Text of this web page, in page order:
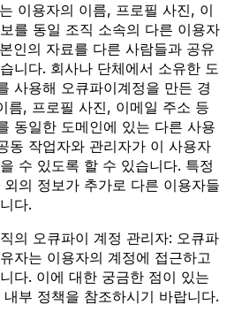
이용자의 이름, 프로필 사진, 이
를 동일 조직 소속의 다른 이용자
인의 자료를 다른 사람들과 공유
니다. 회사나 단체에서 소유한 도
사용해 오큐파이계정을 만든 경
름, 프로필 사진, 이메일 주소 등
동일한 도메인에 있는 다른 사용
동 작업자와 관리자가 이 사용자
수 있도록 할 수 있습니다. 특정
의 정보가 추가로 다른 이용자들
다.
의 오큐파이 계정 관리자: 오큐파
자는 이용자의 계정에 접근하고
다. 이에 대한 궁금한 점이 있는
부 정책을 참조하시기 바랍니다.